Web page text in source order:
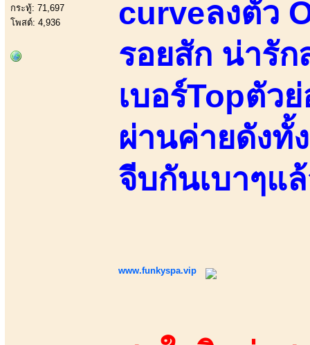
กระทู้: 71,697
โพสต์: 4,936
curveลงตัว
รอยสัก น่ารั
เบอร์Topตัว
ผ่านค่ายดังทั้
จีบกันเบาๆแ
www.funkyspa.vip